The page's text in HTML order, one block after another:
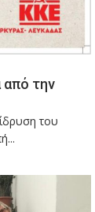
από την
του